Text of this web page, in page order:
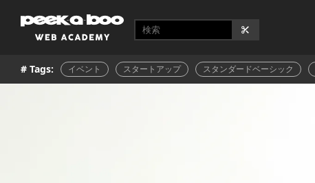
# Tags: イベント スタートアップ スタンダードベーシック